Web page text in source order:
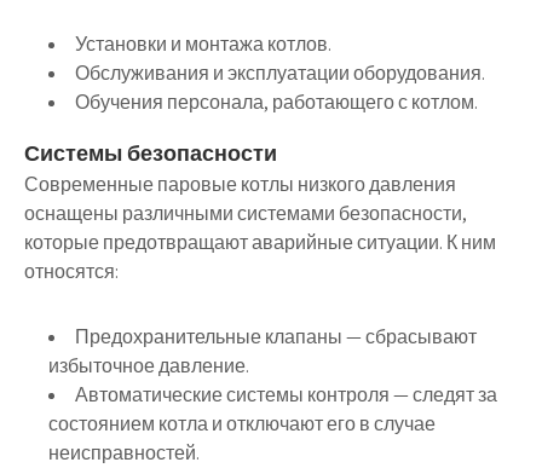
Установки и монтажа котлов.
Обслуживания и эксплуатации оборудования.
Обучения персонала, работающего с котлом.
Системы безопасности
Современные паровые котлы низкого давления
оснащены различными системами безопасности,
которые предотвращают аварийные ситуации. К ним
относятся:
Предохранительные клапаны— сбрасывают
избыточное давление.
Автоматические системы контроля— следят за
состоянием котла и отключают его в случае
неисправностей.